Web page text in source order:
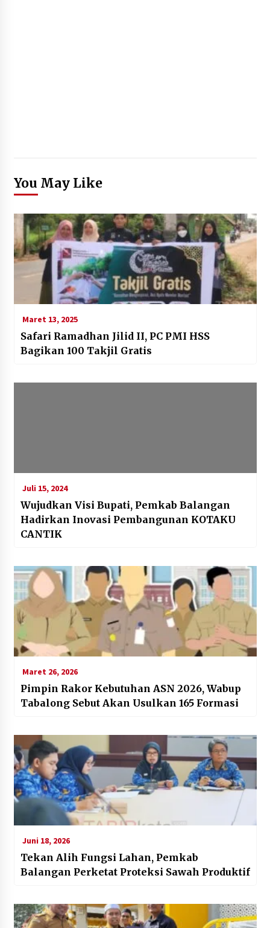
You May Like
Maret 13, 2025
Safari Ramadhan Jilid II, PC PMI HSS
Bagikan 100 Takjil Gratis
Juli 15, 2024
Wujudkan Visi Bupati, Pemkab Balangan
Hadirkan Inovasi Pembangunan KOTAKU
CANTIK
Maret 26, 2026
Pimpin Rakor Kebutuhan ASN 2026, Wabup
Tabalong Sebut Akan Usulkan 165 Formasi
Juni 18, 2026
Tekan Alih Fungsi Lahan, Pemkab
Balangan Perketat Proteksi Sawah Produktif